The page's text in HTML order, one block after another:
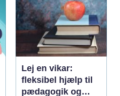
Lej en vikar:
fleksibel hjælp til
pædagogik og